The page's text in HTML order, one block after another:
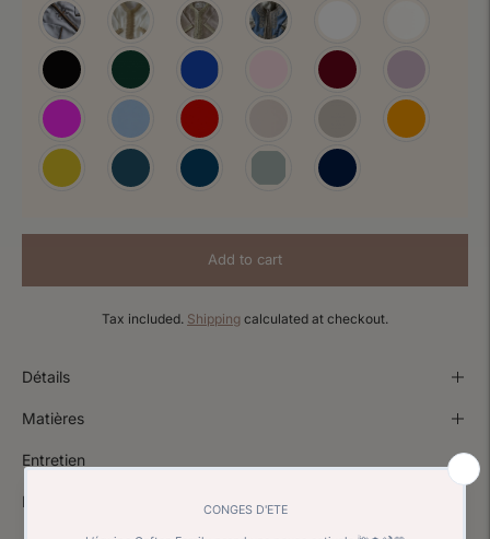
Add to cart
Tax included. Shipping calculated at checkout.
Détails
Matières
Entretien
Livraisons et retours